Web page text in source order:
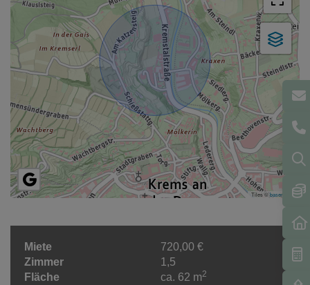
Tiles ©basemap.at
Miete
720,00 €
Zimmer
1,5
Fläche
ca. 62 m2